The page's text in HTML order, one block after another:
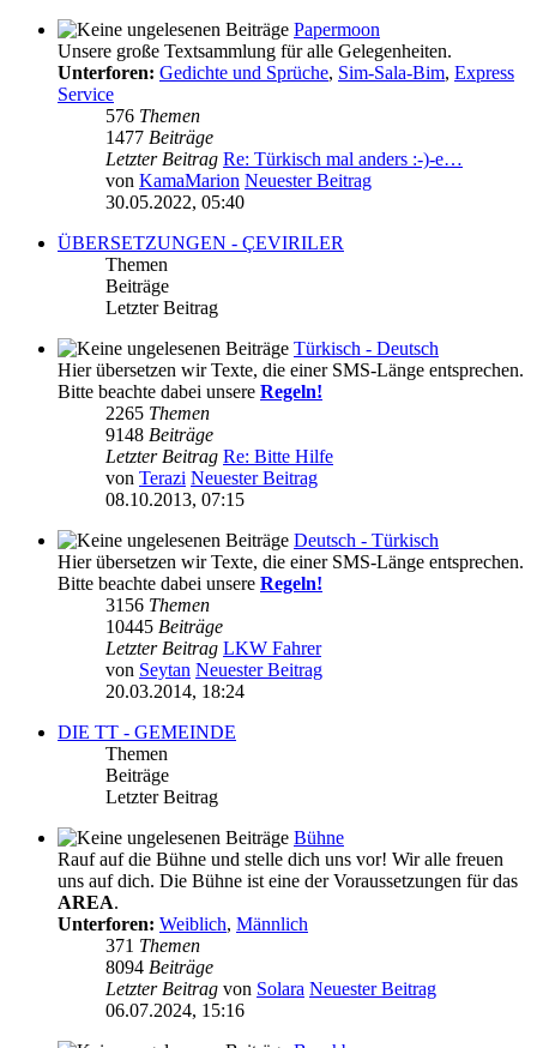
Papermoon
Unsere große Textsammlung für alle Gelegenheiten.
Unterforen: Gedichte und Sprüche, Sim-Sala-Bim, Express
Service
576 Themen
1477 Beiträge
Letzter Beitrag Re: Türkisch mal anders :-)-e…
von KamaMarion Neuester Beitrag
30.05.2022, 05:40
ÜBERSETZUNGEN - ÇEVIRILER
Themen
Beiträge
Letzter Beitrag
Türkisch - Deutsch
Hier übersetzen wir Texte, die einer SMS-Länge entsprechen.
Bitte beachte dabei unsere Regeln!
2265 Themen
9148 Beiträge
Letzter Beitrag Re: Bitte Hilfe
von Terazi Neuester Beitrag
08.10.2013, 07:15
Deutsch - Türkisch
Hier übersetzen wir Texte, die einer SMS-Länge entsprechen.
Bitte beachte dabei unsere Regeln!
3156 Themen
10445 Beiträge
Letzter Beitrag LKW Fahrer
von Seytan Neuester Beitrag
20.03.2014, 18:24
DIE TT - GEMEINDE
Themen
Beiträge
Letzter Beitrag
Bühne
Rauf auf die Bühne und stelle dich uns vor! Wir alle freuen
uns auf dich. Die Bühne ist eine der Voraussetzungen für das
AREA.
Unterforen: Weiblich, Männlich
371 Themen
8094 Beiträge
Letzter Beitrag von Solara Neuester Beitrag
06.07.2024, 15:16